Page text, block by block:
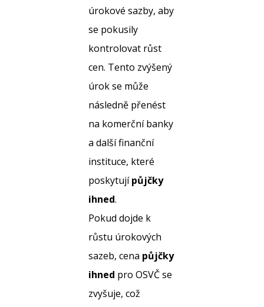
úrokové sazby, aby
se pokusily
kontrolovat růst
cen. Tento zvýšený
úrok se může
následně přenést
na komerční banky
a další finanční
instituce, které
poskytujípůjčky
ihned.
Pokud dojde k
růstu úrokových
sazeb, cena půjčky
ihned pro OSVČ se
zvyšuje, což